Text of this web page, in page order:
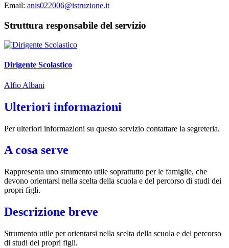
Email: anis022006@istruzione.it
Struttura responsabile del servizio
Dirigente Scolastico
Alfio Albani
Ulteriori informazioni
Per ulteriori informazioni su questo servizio contattare la segreteria.
A cosa serve
Rappresenta uno strumento utile soprattutto per le famiglie, che
devono orientarsi nella scelta della scuola e del percorso di studi dei
propri figli.
Descrizione breve
Strumento utile per orientarsi nella scelta della scuola e del percorso
di studi dei propri figli.